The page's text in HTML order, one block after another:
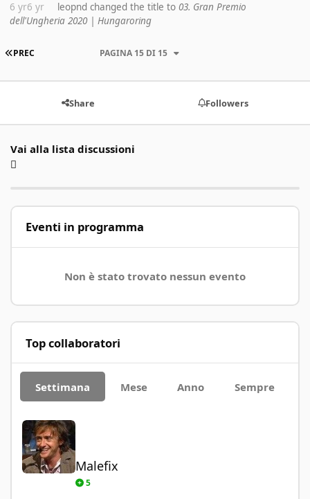
6 yr6 yr leopnd changed the title to 03. Gran Premio
dell'Ungheria 2020 | Hungaroring
PRIMA PAGINA
PREC PAGINA 15 DI 15
Share Followers
Vai alla lista discussioni
Eventi in programma
Non è stato trovato nessun evento
Top collaboratori
Settimana Mese Anno Sempre
Malefix
Malefix
5